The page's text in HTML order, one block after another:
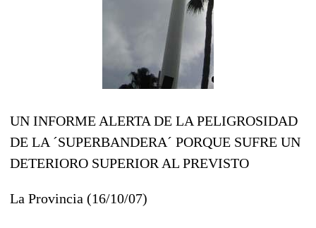
UN INFORME ALERTA DE LA PELIGROSIDAD
DE LA ´SUPERBANDERA´ PORQUE SUFRE UN
DETERIORO SUPERIOR AL PREVISTO
La Provincia (16/10/07)